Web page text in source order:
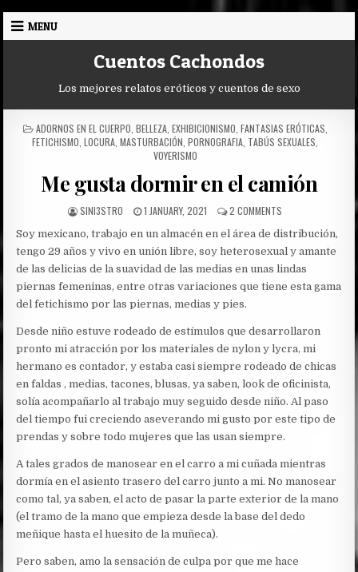
Skip
MENU
Cuentos Cachondos
Los mejores relatos eróticos y cuentos de sexo
POSTED
IN
ADORNOS EN EL CUERPO BELLEZA, EXHIBICIONISMO FANTASIAS ERÓTICAS
FETICHISMO LOCURA MASTURBACIÓN PORNOGRAFIA TABÚS SEXUALES
VOYERISMO
Me gusta dormir en el camión
AUTHOR:
SINI3STRO
PUBLISHED
1 JANUARY, 2021 2 COMMENTS
GUSTA
DORMIR
EN
CAMIÓN
Soy mexicano, trabajo en un almacén en el área de distribución,
tengo 29 años y vivo en unión libre, soy heterosexual y amante
de las delicias de la suavidad de las medias en unas lindas
piernas femeninas, entre otras variaciones que tiene esta gama
del fetichismo por las piernas, medias y pies.
Desde niño estuve rodeado de estímulos que desarrollaron
pronto mi atracción por los materiales de nylon y lycra, mi
hermano es contador, y estaba casi siempre rodeado de chicas
en faldas , medias, tacones, blusas, ya saben, look de oficinista,
solía acompañarlo al trabajo muy seguido desde niño. Al paso
del tiempo fui creciendo aseverando mi gusto por este tipo de
prendas y sobre todo mujeres que las usan siempre.
A tales grados de manosear en el carro a mi cuñada mientras
dormía en el asiento trasero del carro junto a mi. No manosear
como tal, ya saben, el acto de pasar la parte exterior de la mano
(el tramo de la mano que empieza desde la base del dedo
meñique hasta el huesito de la muñeca).
Pero saben, amo la sensación de culpa por que me hace